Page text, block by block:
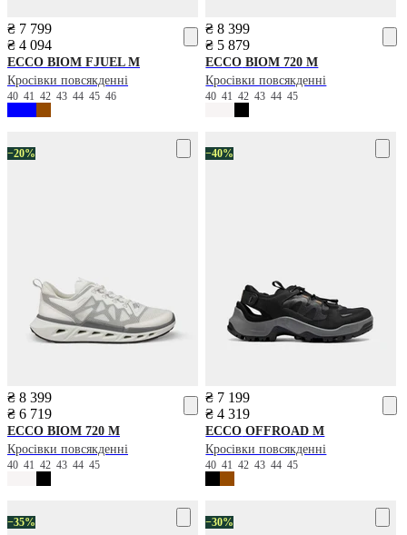
₴ 7 799
₴ 4 094
ECCO BIOM FJUEL M
Кросівки повсякденні
40 41 42 43 44 45 46
₴ 8 399
₴ 5 879
ECCO BIOM 720 M
Кросівки повсякденні
404142434445
−20%
₴ 8 399
₴ 6 719
ECCO BIOM 720 M
Кросівки повсякденні
40 41 42 43 44 45
−40%
₴ 7 199
₴ 4 319
ECCO OFFROAD M
Кросівки повсякденні
404142434445
−35% −30%